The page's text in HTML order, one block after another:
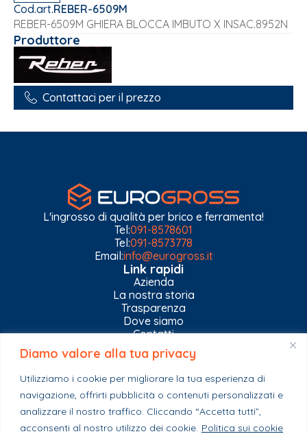
Diamo valore alla tua privacy
Utilizziamo i cookie per migliorare la tua esperienza di
navigazione, offrirti pubblicità o contenuti personalizzati e
analizzare il nostro traffico. Cliccando “Accetta tutti”,
acconsenti al nostro utilizzo dei cookie. Politica sui cookie
Cod.art.REBER-6509M
REBER-6509M GHIERA BLOCCA IMBUTO X INSAC.8952N
Produttore
Contattaci per il prezzo
L'ingrosso di qualità per brico e ferramenta!
Tel:091-8578601
Tel:091-8573778
Email:info@eurogross.it
Link rapidi
Azienda
La nostra storia
Trasparenza
Dove siamo
Contatti
Privacy Policy
Gestisci impostazioni Cookies
Esplora il catalogo
Casa
Ferramenta & Co.
Giardino e agricoltura